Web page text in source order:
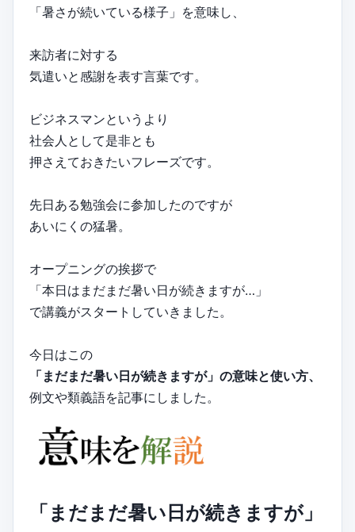
「暑さが続いている様子」を意味し、
来訪者に対する
気遣いと感謝を表す言葉です。
ビジネスマンというより
社会人として是非とも
押さえておきたいフレーズです。
先日ある勉強会に参加したのですが
あいにくの猛暑。
オープニングの挨拶で
「本日はまだまだ暑い日が続きますが…」
で講義がスタートしていきました。
今日はこの
「まだまだ暑い日が続きますが」の意味と使い方、
例文や類義語を記事にしました。
「まだまだ暑い日が続きますが」